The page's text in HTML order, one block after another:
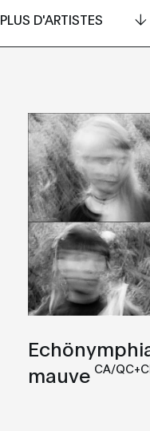
PLUS D'ARTISTES
mauve CA/